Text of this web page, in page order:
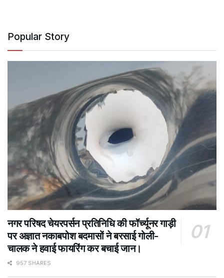
Popular Story
नगर परिषद चेयरपर्सन प्रतिनिधि की फॉर्च्यूनर गाड़ी
पर अज्ञात नकाबपोश बदमासों ने बरसाई गोली-
चालक ने हवाई फायरिंग कर बचाई जान।
957 SHARES